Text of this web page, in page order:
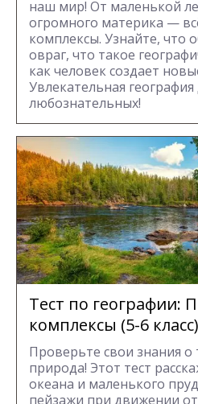
наш мир! От маленькой
огромного материка —
комплексы. Узнайте, что
овраг, что такое
как человек создает
Увлекательная география
любознательных!
Тест по географии:
комплексы (5-6 класс)
Проверьте свои знания о
природа! Этот тест
океана и маленького
пейзажи при движении